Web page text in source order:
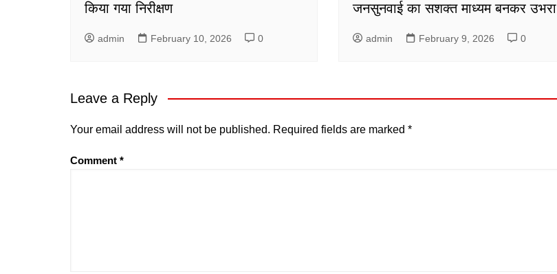
किया गया निरीक्षण
admin February 10, 2026 0
जनसुनवाई का सशक्त माध्यम बनकर उभरा
admin February 9, 2026 0
Leave a Reply
Your email address will not be published. Required fields are marked *
Comment *